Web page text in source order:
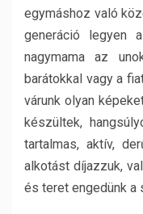
egymáshoz való
generáció legyen
nagymama az
barátokkal vagy a
várunk olyan
készültek,
tartalmas, aktív,
alkotást díjazzuk,
és teret engedünk a